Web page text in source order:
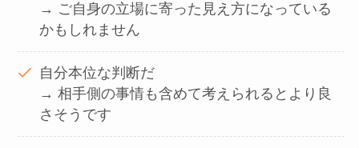
→ ご自身の立場に寄った見え方になっている
かもしれません
自分本位な判断だ
→ 相手側の事情も含めて考えられるとより良
さそうです